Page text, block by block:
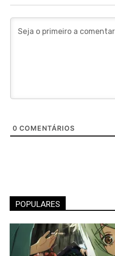
0 COMENTÁRIOS
POPULARES